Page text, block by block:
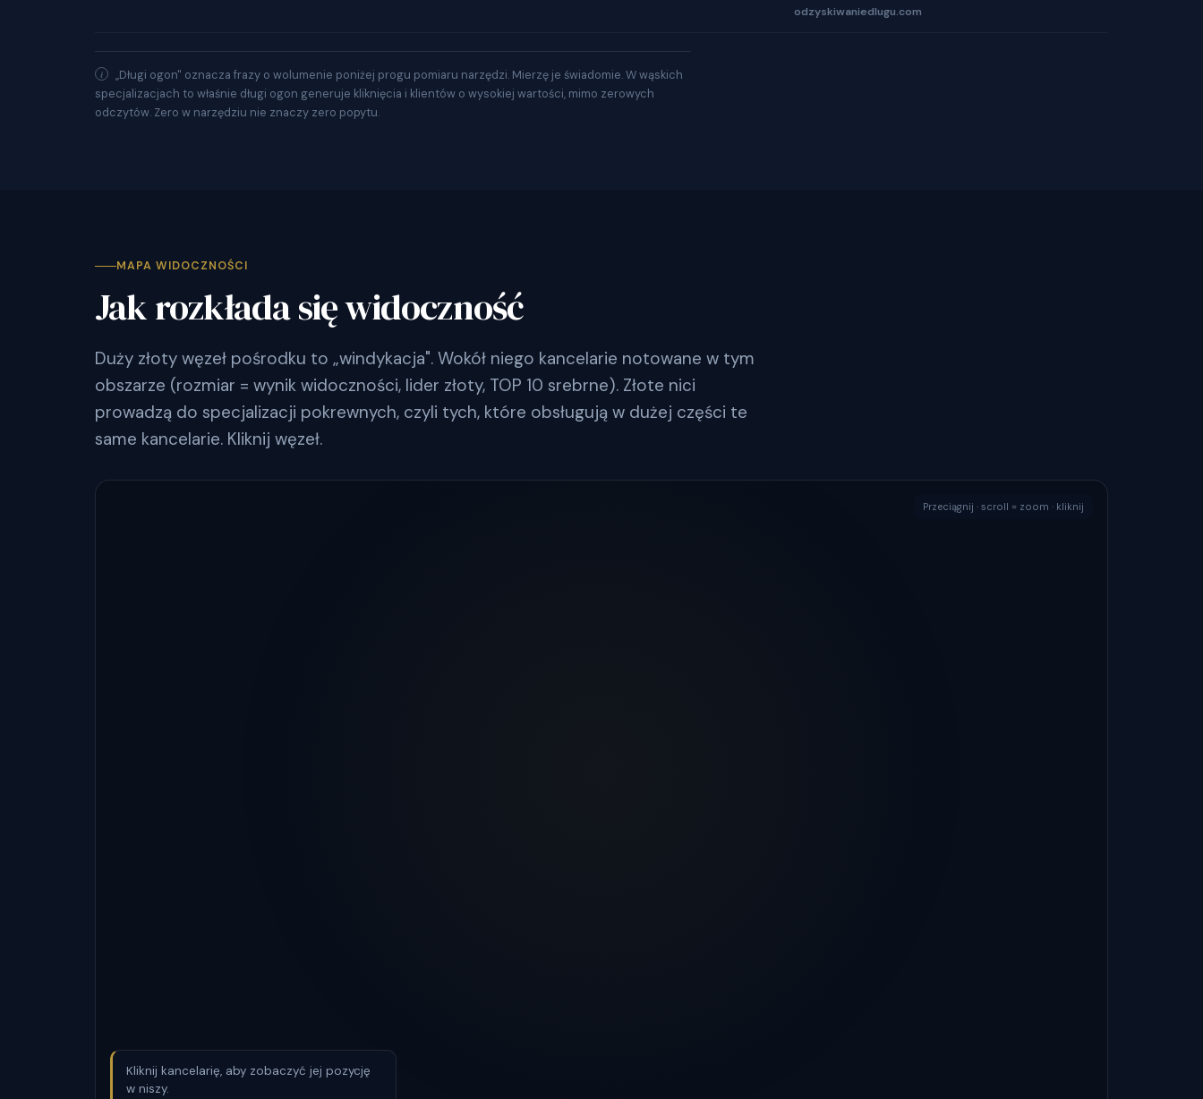
odzyskiwaniedlugu.com
„Długi ogon" oznacza frazy o wolumenie poniżej progu pomiaru narzędzi. Mierzę je świadomie. W wąskich
specjalizacjach to właśnie długi ogon generuje kliknięcia i klientów o wysokiej wartości, mimo zerowych
odczytów. Zero w narzędziu nie znaczy zero popytu.
MAPA WIDOCZNOŚCI
Jak rozkłada się widoczność
Duży złoty węzeł pośrodku to „windykacja". Wokół niego kancelarie notowane w tym
obszarze (rozmiar = wynik widoczności, lider złoty, TOP 10 srebrne). Złote nici
prowadzą do specjalizacji pokrewnych, czyli tych, które obsługują w dużej części te
same kancelarie. Kliknij węzeł.
Kliknij kancelarię, aby zobaczyć jej pozycję
w niszy.
Przeciągnij · scroll = zoom · kliknij